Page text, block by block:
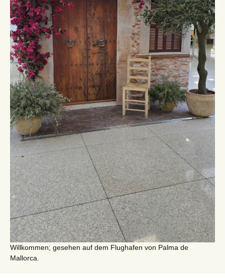
Willkommen; gesehen auf dem Flughafen von Palma de
Mallorca.